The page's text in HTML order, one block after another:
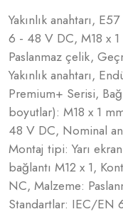
Yakınlık anahtarı,
6 - 48 V DC, M18 x 1
Paslanmaz çelik,
Yakınlık anahtarı,
Premium+ Serisi,
boyutlar): M18 x 1
48 V DC, Nominal
Montaj tipi: Yarı
bağlantı M12 x 1,
NC, Malzeme:
Standartlar: IEC/EN